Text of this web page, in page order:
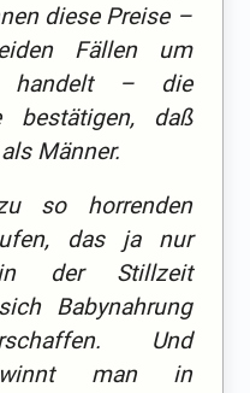
diese Preise –
Fällen um
handelt – die
bestätigen, daß
Männer.
so horrenden
das ja nur
in der Stillzeit
Babynahrung
Und
man in